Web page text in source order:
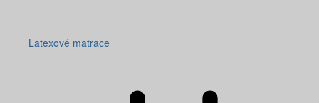
Latexové matrace